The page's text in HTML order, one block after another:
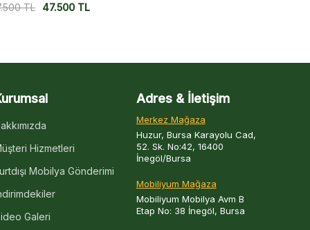
TL 47.500 TL
Hizmetleri
Mobilya Gönderimi
Galeri
Adres & İletişim
Merkez Mağaza
Huzur, Bursa Karayolu Cad,
52. Sk. No:42, 16400
İnegöl/Bursa
Mobiliyum Mağaza
Mobiliyum Mobilya Avm B
Etap No: 38 İnegöl, Bursa